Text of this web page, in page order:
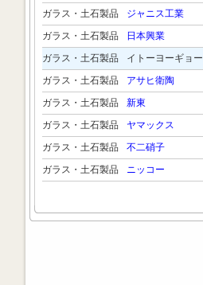
ガラス・土石製品
ジャニス工業
ガラス・土石製品
日本興業
ガラス・土石製品
イトーヨーギョー
ガラス・土石製品
アサヒ衛陶
ガラス・土石製品
新東
ガラス・土石製品
ヤマックス
ガラス・土石製品
不二硝子
ガラス・土石製品
ニッコー